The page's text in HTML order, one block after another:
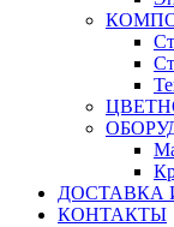
ДОСТАВКА
КОНТАКТЫ